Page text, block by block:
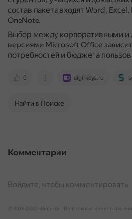
состав пакета входят Word,
OneNote.
Выбор между корпоративными
версиями Microsoft Office
потребностей и бюджета
0 digi-keys.ru
Найти в Поиске
Комментарии
Войдите, чтобы комментировать
© 2026 ООО «Яндекс» Пользовательское